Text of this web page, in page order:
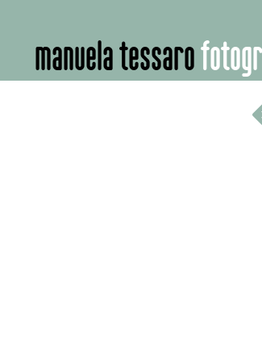
manuela tessaro